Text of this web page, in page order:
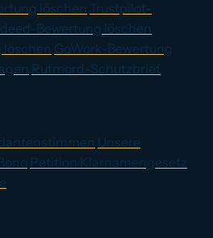
löschen Trustpilot-
Bewertung löschen
löschen GoWork-Bewertung
Rufmord-Schutzbrief
Unsere
Petition Klarnamengesetz